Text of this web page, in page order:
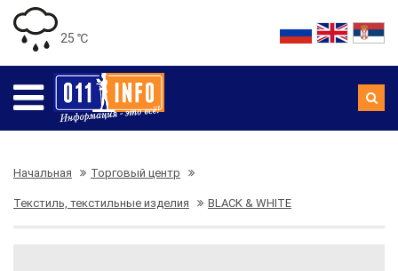
25 ℃
Начальная Торговый центр
Текстиль, текстильные изделия BLACK & WHITE